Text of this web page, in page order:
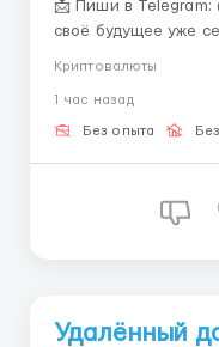
📩 Пиши в Telegram:
своё будущее уже сегодня! ✨
динамичной
тебе нужно! 🌟💰 В
требований —
Криптовалюты
1 час назад
Без опыта
Удалённый